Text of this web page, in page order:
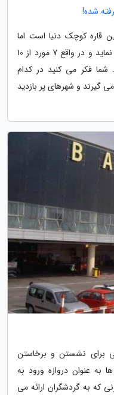
شده!
قاره کوچک دنیا است اما
جهانگرد های زیادی را به خود جذب می نماید و در واقع 7 مورد از 10
شما فکر می کنید در کدام
گیرند و شهرهای پر بازدید
برای نشستن و برخاستن
به عنوان دروازه ورود به
که به گردشگران ارائه می